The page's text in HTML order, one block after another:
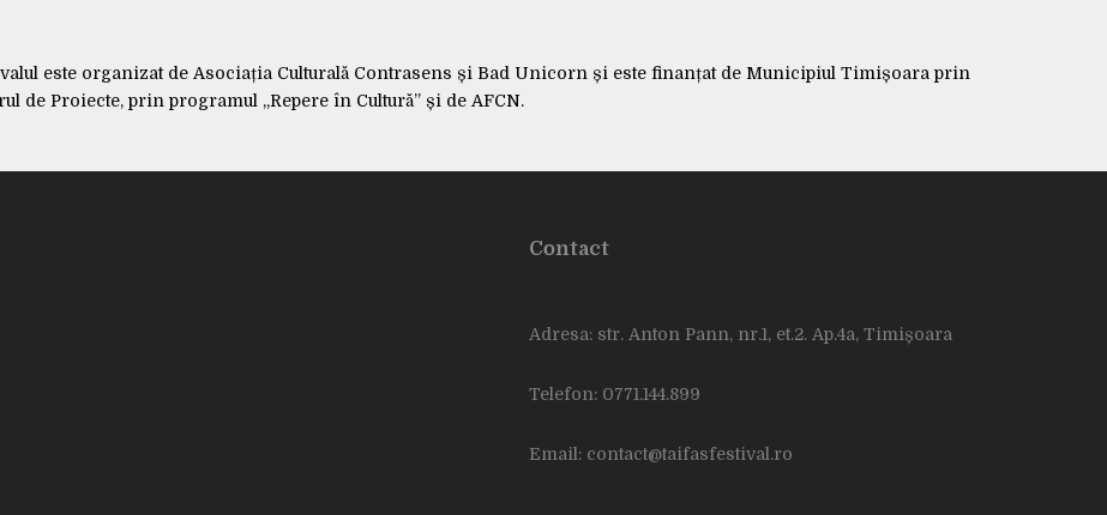
este organizat de Asociația Culturală Contrasens și Bad Unicorn și este finanțat de Municipiul Timișoara prin
de Proiecte, prin programul „Repere în Cultură” și de AFCN.
Contact
Adresa: str. Anton Pann, nr.1, et.2. Ap.4a, Timișoara
Telefon: 0771.144.899
Email: contact@taifasfestival.ro